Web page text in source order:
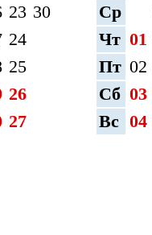
23 30
24
25
26
27
Ср
Чт 01
Пт 02
Сб 03
Вс 04